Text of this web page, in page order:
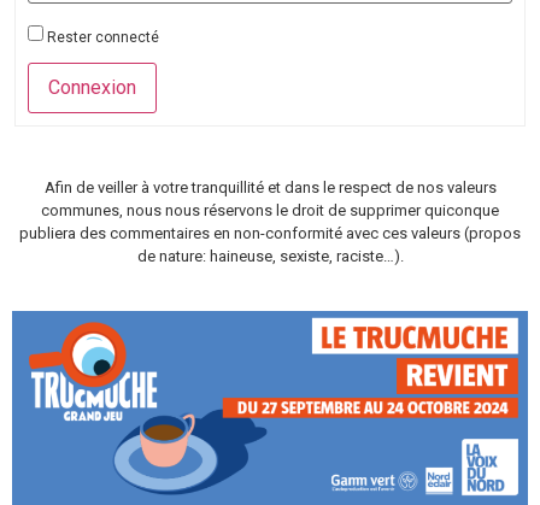
Rester connecté
Connexion
Afin de veiller à votre tranquillité et dans le respect de nos valeurs
communes, nous nous réservons le droit de supprimer quiconque
publiera des commentaires en non-conformité avec ces valeurs (propos
de nature: haineuse, sexiste, raciste…).